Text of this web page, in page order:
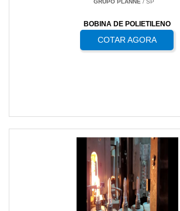
GRUPO PLANNE/ SP
BOBINA DE POLIETILENO
COTAR AGORA